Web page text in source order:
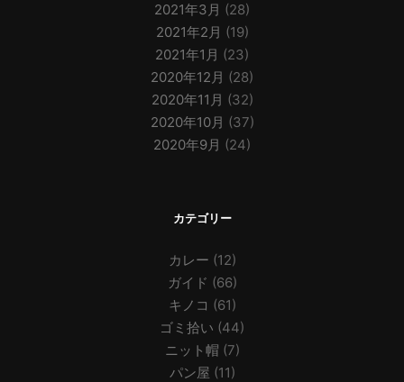
2021年3月 (28)
2021年2月 (19)
2021年1月 (23)
2020年12月 (28)
2020年11月 (32)
2020年10月 (37)
2020年9月 (24)
カテゴリー
カレー (12)
ガイド (66)
キノコ (61)
ゴミ拾い (44)
ニット帽 (7)
パン屋 (11)